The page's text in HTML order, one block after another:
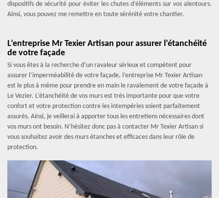
dispositifs de sécurité pour éviter les chutes d’éléments sur vos alentours.
Ainsi, vous pouvez me remettre en toute sérénité votre chantier.
L’entreprise Mr Texier Artisan pour assurer l’étanchéité
de votre façade
Si vous êtes à la recherche d’un ravaleur sérieux et compétent pour
assurer l’imperméabilité de votre façade, l’entreprise Mr Texier Artisan
est le plus à même pour prendre en main le ravalement de votre façade à
Le Vezier. L’étanchéité de vos murs est très importante pour que votre
confort et votre protection contre les intempéries soient parfaitement
assurés. Ainsi, je veillerai à apporter tous les entretiens nécessaires dont
vos murs ont besoin. N’hésitez donc pas à contacter Mr Texier Artisan si
vous souhaitez avoir des murs étanches et efficaces dans leur rôle de
protection.